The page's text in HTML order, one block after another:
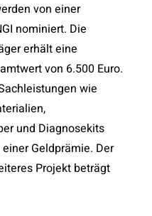
von einer
nominiert. Die
erhält eine
von 6.500 Euro.
wie
und Diagnosekits
Geldprämie. Der
Projekt beträgt